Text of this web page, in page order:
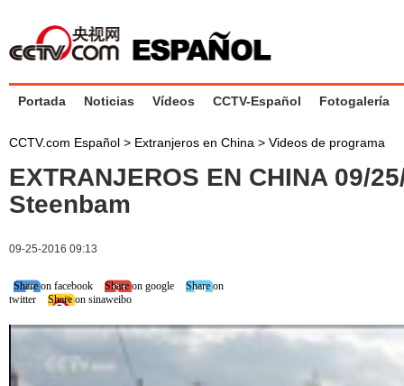
Portada Noticias Vídeos CCTV-Español Fotogalería
CCTV.com Español > Extranjeros en China > Videos de programa
EXTRANJEROS EN CHINA 09/
Steenbam
09-25-2016 09:13
Share on facebook Share on google
Share on
twitter
Share on sinaweibo